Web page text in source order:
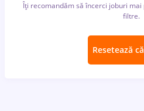
Îți recomandăm să încerci joburi
filtre.
Resetează